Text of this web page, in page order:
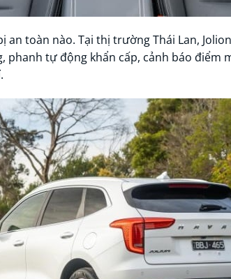
an toàn nào. Tại thị trường Thái Lan,
tự động khẩn cấp, cảnh báo điểm